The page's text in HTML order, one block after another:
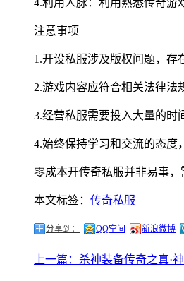
注意事项
1.开设私服涉及版权问题，存
2.游戏内容应符合相关法律法
3.经营私服需要投入大量的时
4.始终保持学习和交流的态度
零成本开传奇私服并非易事
本文标签： 传奇私服
分享到： QQ空间 新浪微博
上一篇：杀神装备传奇之真·